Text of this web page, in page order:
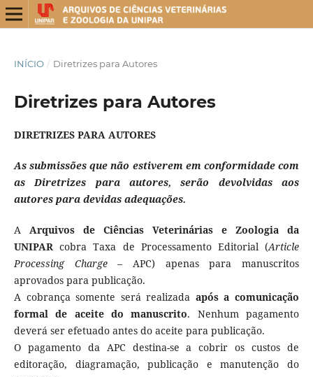
INÍCIO / Diretrizes para Autores
Diretrizes para Autores
DIRETRIZES PARA AUTORES
As submissões que não estiverem em conformidade com
as Diretrizes para autores, serão devolvidas aos
autores para devidas adequações.
A Arquivos de Ciências Veterinárias e Zoologia da
UNIPARcobra Taxa de Processamento Editorial (Article
Processing Charge– APC) apenas para manuscritos
aprovados para publicação.
A cobrança somente será realizada após a comunicação
formal de aceite do manuscrito. Nenhum pagamento
deverá ser efetuado antes do aceite para publicação.
O pagamento da APC destina-se a cobrir os custos de
editoração, diagramação, publicação e manutenção do